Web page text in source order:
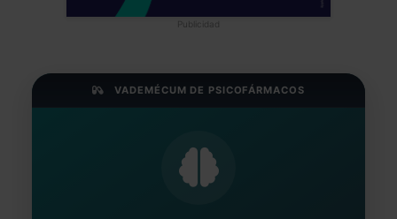
Publicidad
VADEMÉCUM DE PSICOFÁRMACOS